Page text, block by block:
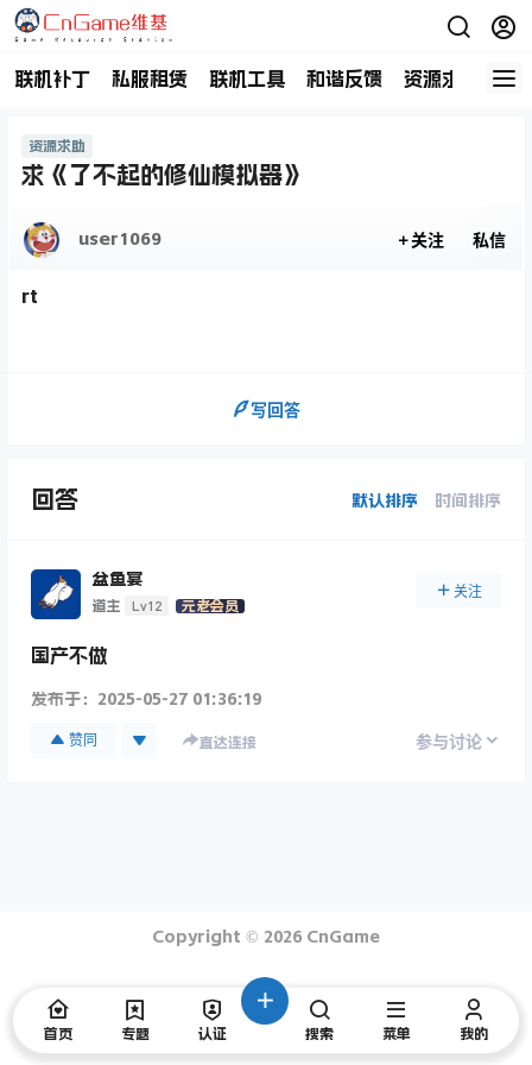
联机补丁 私服租赁 联机工具 和谐反馈 资源求助 商
资源求助
求《了不起的修仙模拟器》
user1069 关注 私信
rt
写回答
回答 默认排序 时间排序
盆鱼宴
道主 Lv12 元老会员
关注
国产不做
发布于： 2025-05-27 01:36:19
赞同 直达连接 参与讨论
Copyright © 2026 CnGame
首页 专题 认证 搜索 菜单 我的